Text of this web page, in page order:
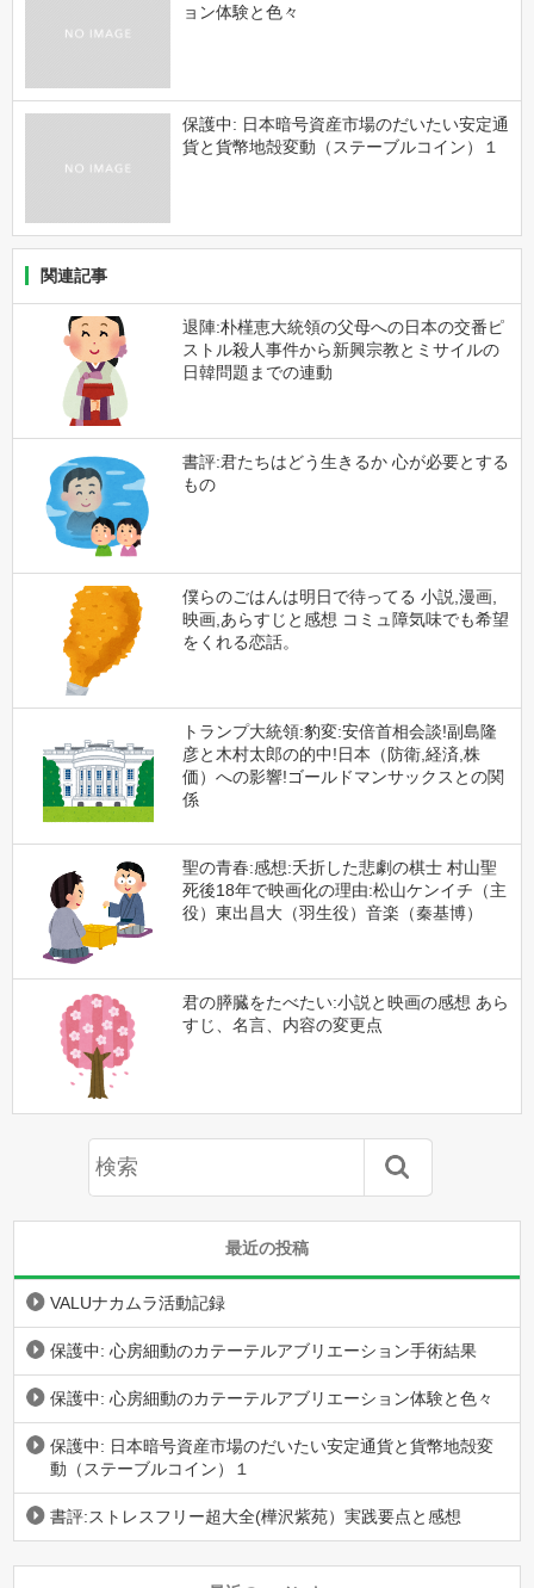
ョン体験と色々
保護中: 日本暗号資産市場のだいたい安定通
貨と貨幣地殻変動（ステーブルコイン）１
関連記事
退陣:朴槿恵大統領の父母への日本の交番ピ
ストル殺人事件から新興宗教とミサイルの
日韓問題までの連動
書評:君たちはどう生きるか 心が必要とする
もの
僕らのごはんは明日で待ってる 小説,漫画,
映画,あらすじと感想 コミュ障気味でも希望
をくれる恋話。
トランプ大統領:豹変:安倍首相会談!副島隆
彦と木村太郎の的中!日本（防衛,経済,株
価）への影響!ゴールドマンサックスとの関
係
聖の青春:感想:夭折した悲劇の棋士 村山聖
死後18年で映画化の理由:松山ケンイチ（主
役）東出昌大（羽生役）音楽（秦基博）
君の膵臓をたべたい:小説と映画の感想 あら
すじ、名言、内容の変更点
最近の投稿
VALUナカムラ活動記録
保護中: 心房細動のカテーテルアブリエーション手術結果
保護中: 心房細動のカテーテルアブリエーション体験と色々
保護中: 日本暗号資産市場のだいたい安定通貨と貨幣地殻変
動（ステーブルコイン）１
書評:ストレスフリー超大全(樺沢紫苑）実践要点と感想